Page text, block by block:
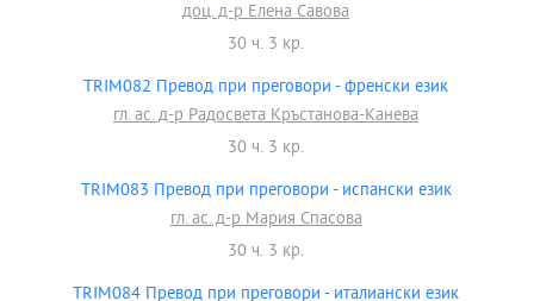
доц. д-р Елена Савова
30 ч. 3 кр.
TRIM082 Превод при преговори - френски език
гл. ас. д-р Радосвета Кръстанова-Канева
30 ч. 3 кр.
TRIM083 Превод при преговори - испански език
гл. ас. д-р Мария Спасова
30 ч. 3 кр.
TRIM084 Превод при преговори - италиански език